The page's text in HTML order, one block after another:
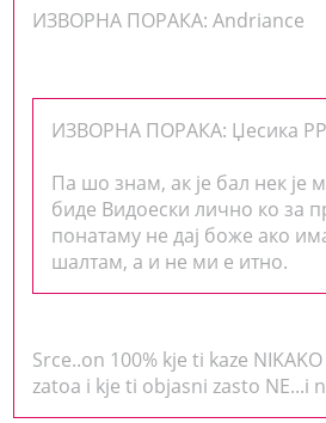
ИЗВОРНА ПОРАКА: Andriance
ИЗВОРНА ПОРАКА: Џесика РР
Па шо знам, ак је бал нек је
биде Видоески лично ко за
понатаму не дај боже ако
шалтам, а и не ми е итно.
Srce..on 100% kje ti kaze
zatoa i kje ti objasni zasto NE...i